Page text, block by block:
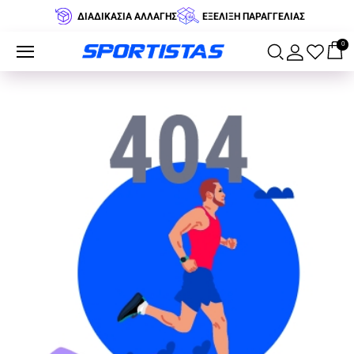
ΔΙΑΔΙΚΑΣΙΑ ΑΛΛΑΓΗΣ ΕΞΕΛΙΞΗ ΠΑΡΑΓΓΕΛΙΑΣ
0